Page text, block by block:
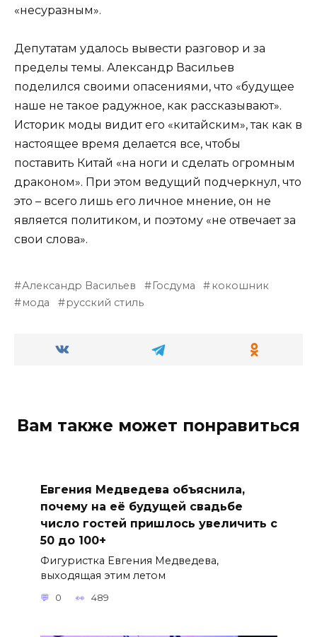
«несуразным».
Депутатам удалось вывести разговор и за
пределы темы. Александр Васильев
поделился своими опасениями, что «будущее
наше не такое радужное, как рассказывают».
Историк моды видит его «китайским», так как в
настоящее время делается все, чтобы
поставить Китай «на ноги и сделать огромным
драконом». При этом ведущий подчеркнул, что
это – всего лишь его личное мнение, он не
является политиком, и поэтому «не отвечает за
свои слова».
Александр Васильев Госдума
кокошник
мода
русский стиль
Вам также может понравиться
Евгения Медведева объяснила,
почему на её будущей свадьбе
число гостей пришлось увеличить с
50 до 100+
Фигуристка Евгения Медведева,
выходящая этим летом
0 489